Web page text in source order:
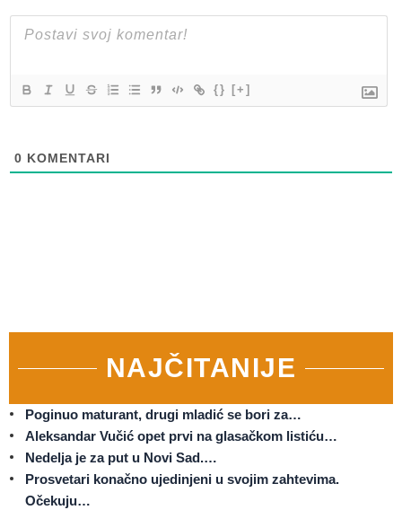
{} [+]
0 KOMENTARI
NAJČITANIJE
Poginuo maturant, drugi mladić se bori za…
Aleksandar Vučić opet prvi na glasačkom listiću…
Nedelja je za put u Novi Sad.…
Prosvetari konačno ujedinjeni u svojim zahtevima.
Očekuju…